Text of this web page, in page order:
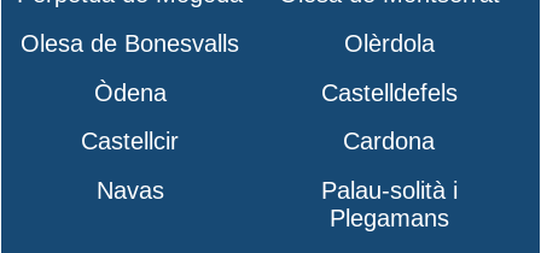
Olesa de Bonesvalls
Olèrdola
Òdena
Castelldefels
Castellcir
Cardona
Navas
Palau-solità i
Plegamans